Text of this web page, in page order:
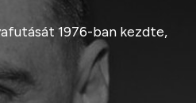
1976-ban kezdte,